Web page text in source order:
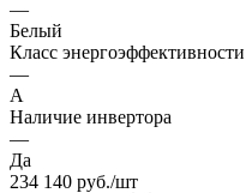
—
Белый
Класс энергоэффективности
—
A
Наличие инвертора
—
Да
234 140 руб./шт